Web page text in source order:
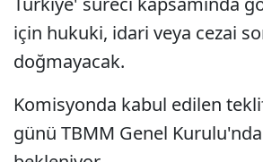
için hukuki, idari veya cezai
doğmayacak.
Komisyonda kabul edilen
günü TBMM Genel